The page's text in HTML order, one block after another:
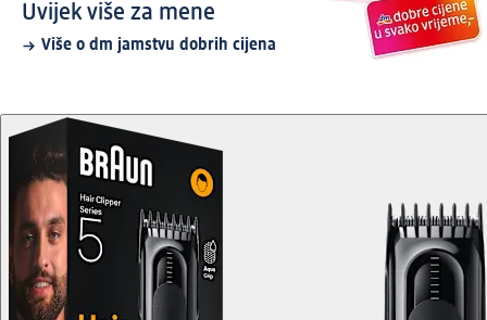
Uvijek više za mene
Više o dm jamstvu dobrih cijena